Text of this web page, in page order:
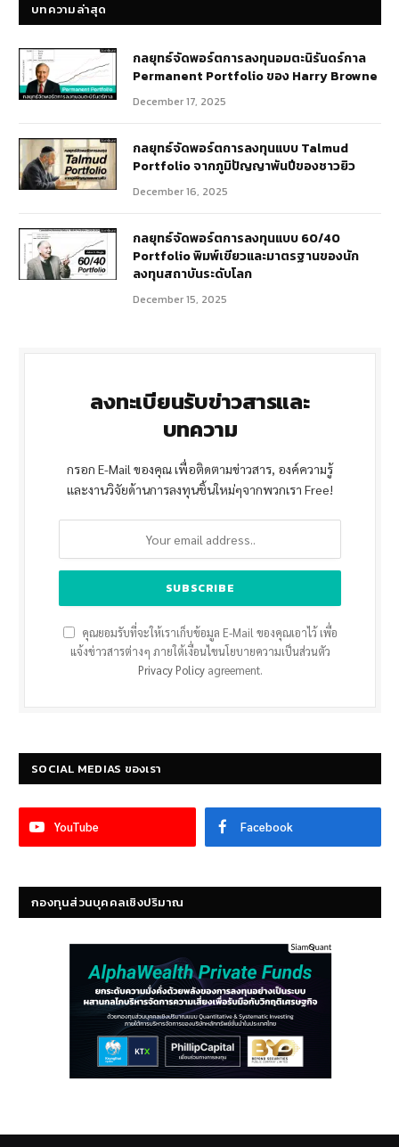
บทความล่าสุด
กลยุทธ์​จัดพอร์ตการลงทุนอมตะนิรันดร์กาล
Permanent Portfolio ของ Harry Browne
December 17, 2025
กลยุทธ์จัดพอร์ตการลงทุนแบบ Talmud
Portfolio จากภูมิปัญญาพันปีของชาวยิว
December 16, 2025
กลยุทธ์จัดพอร์ตการลงทุนแบบ 60/40
Portfolio พิมพ์เขียวและมาตรฐานของนัก
ลงทุนสถาบันระดับโลก
December 15, 2025
ลงทะเบียนรับข่าวสารและ
บทความ
กรอก E-Mail ของคุณ เพื่อติดตามข่าวสาร, องค์ความรู้
และงานวิจัยด้านการลงทุนชิ้นใหม่ๆจากพวกเรา Free!
คุณยอมรับที่จะให้เราเก็บข้อมูล E-Mail ของคุณเอาไว้ เพื่อ
แจ้งข่าวสารต่างๆ ภายใต้เงื่อนไขนโยบายความเป็นส่วนตัว
Privacy Policyagreement.
SOCIAL MEDIAS ของเรา
YouTube Facebook
กองทุนส่วนบุคคลเชิงปริมาณ